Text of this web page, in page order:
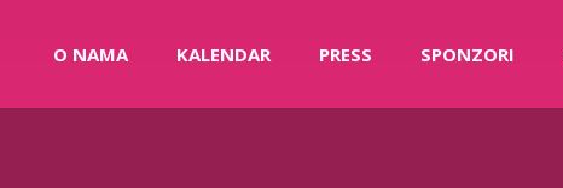
O NAMA KALENDAR PRESS SPONZORI